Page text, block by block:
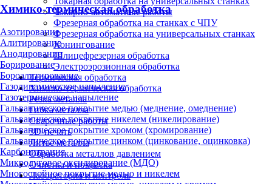
Химико-термическая обработка
Азотирование
Алитирование
Анодирование
Борирование
Бороалитирование
Газодинамическое напыление
Газотермическое напыление
Гальваническое покрытие медью (меднение, омеднение)
Гальваническое покрытие никелем (никелирование)
Гальваническое покрытие хромом (хромирование)
Гальваническое покрытие цинком (цинкование, оцинковка)
Карбонитрация
Микродуговое оксидирование (МДО)
Многослойное покрытие медью и никелем
Токарно-автоматные работы
Фрезерная обработка на станках с ЧПУ
Фрезерная обработка на универсальных станках
Хонингование
Шлицефрезерная обработка
Электроэрозионная обработка
Термическая обработка
Химико-термическая обработка
Резка металла
Гибка металла
Сварочные работы
3D-печать
Литьё металла
Обработка металлов давлением
Очистка и покраска
Лаборатория и контроль